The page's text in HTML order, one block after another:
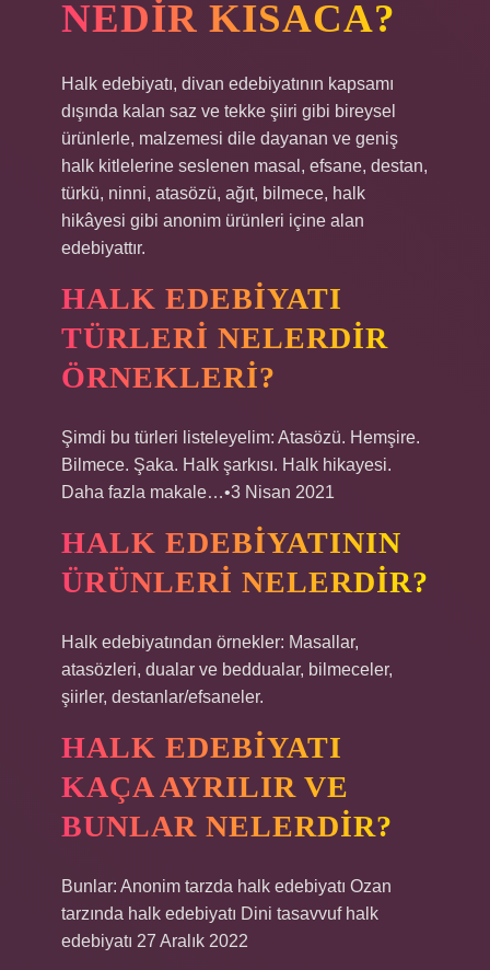
NEDIR KISACA?
Halk edebiyatı, divan edebiyatının kapsamı
dışında kalan saz ve tekke şiiri gibi bireysel
ürünlerle, malzemesi dile dayanan ve geniş
halk kitlelerine seslenen masal, efsane, destan,
türkü, ninni, atasözü, ağıt, bilmece, halk
hikâyesi gibi anonim ürünleri içine alan
edebiyattır.
HALK EDEBIYATI
TÜRLERI NELERDIR
ÖRNEKLERI?
Şimdi bu türleri listeleyelim: Atasözü. Hemşire.
Bilmece. Şaka. Halk şarkısı. Halk hikayesi.
Daha fazla makale…•3 Nisan 2021
HALK EDEBIYATININ
ÜRÜNLERI NELERDIR?
Halk edebiyatından örnekler: Masallar,
atasözleri, dualar ve beddualar, bilmeceler,
şiirler, destanlar/efsaneler.
HALK EDEBIYATI
KAÇA AYRILIR VE
BUNLAR NELERDIR?
Bunlar: Anonim tarzda halk edebiyatı Ozan
tarzında halk edebiyatı Dini tasavvuf halk
edebiyatı 27 Aralık 2022